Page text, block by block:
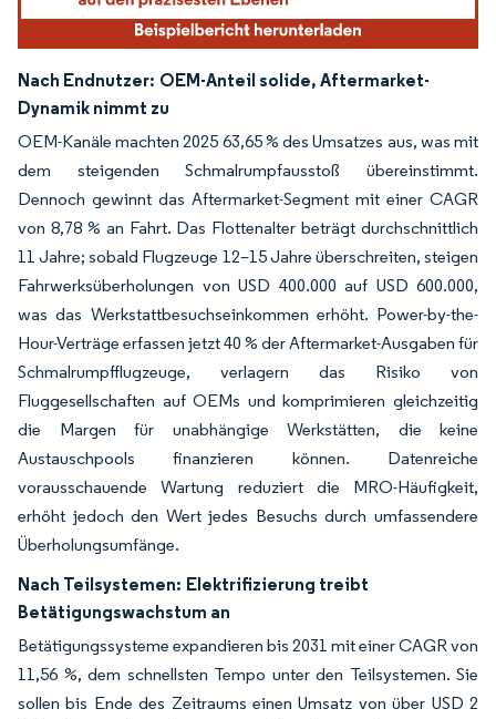
Nach Endnutzer: OEM-Anteil solide, Aftermarket-
Dynamik nimmt zu
OEM-Kanäle machten 2025 63,65 % des Umsatzes aus, was mit
dem steigenden Schmalrumpfausstoß übereinstimmt.
Dennoch gewinnt das Aftermarket-Segment mit einer CAGR
von 8,78 % an Fahrt. Das Flottenalter beträgt durchschnittlich
11 Jahre; sobald Flugzeuge 12–15 Jahre überschreiten, steigen
Fahrwerksüberholungen von USD 400.000 auf USD 600.000,
was das Werkstattbesuchseinkommen erhöht. Power-by-the-
Hour-Verträge erfassen jetzt 40 % der Aftermarket-Ausgaben für
Schmalrumpfflugzeuge, verlagern das Risiko von
Fluggesellschaften auf OEMs und komprimieren gleichzeitig
die Margen für unabhängige Werkstätten, die keine
Austauschpools finanzieren können. Datenreiche
vorausschauende Wartung reduziert die MRO-Häufigkeit,
erhöht jedoch den Wert jedes Besuchs durch umfassendere
Überholungsumfänge.
Nach Teilsystemen: Elektrifizierung treibt
Betätigungswachstum an
Betätigungssysteme expandieren bis 2031 mit einer CAGR von
11,56 %, dem schnellsten Tempo unter den Teilsystemen. Sie
sollen bis Ende des Zeitraums einen Umsatz von über USD 2